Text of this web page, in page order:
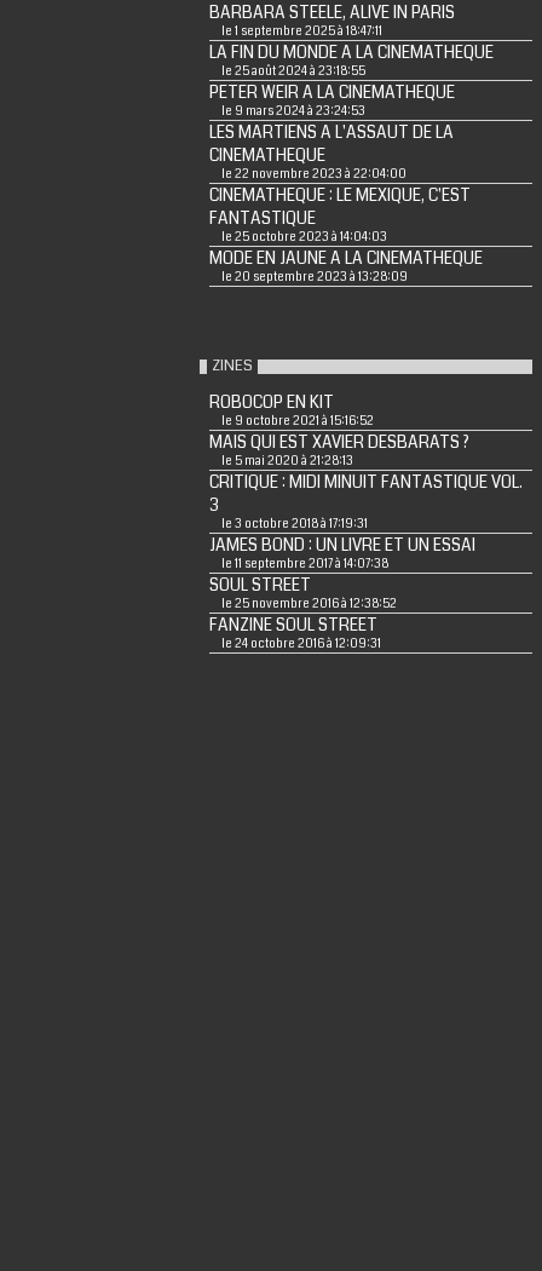
BARBARA STEELE, ALIVE IN PARIS
le 1 septembre 2025 à 18:47:11
LA FIN DU MONDE A LA CINEMATHEQUE
le 25 août 2024 à 23:18:55
PETER WEIR A LA CINEMATHEQUE
le 9 mars 2024 à 23:24:53
LES MARTIENS A L'ASSAUT DE LA
CINEMATHEQUE
le 22 novembre 2023 à 22:04:00
CINEMATHEQUE : LE MEXIQUE, C'EST
FANTASTIQUE
le 25 octobre 2023 à 14:04:03
MODE EN JAUNE A LA CINEMATHEQUE
le 20 septembre 2023 à 13:28:09
ZINES
ROBOCOP EN KIT
le 9 octobre 2021 à 15:16:52
MAIS QUI EST XAVIER DESBARATS ?
le 5 mai 2020 à 21:28:13
CRITIQUE : MIDI MINUIT FANTASTIQUE VOL.
3
le 3 octobre 2018 à 17:19:31
JAMES BOND : UN LIVRE ET UN ESSAI
le 11 septembre 2017 à 14:07:38
SOUL STREET
le 25 novembre 2016 à 12:38:52
FANZINE SOUL STREET
le 24 octobre 2016 à 12:09:31